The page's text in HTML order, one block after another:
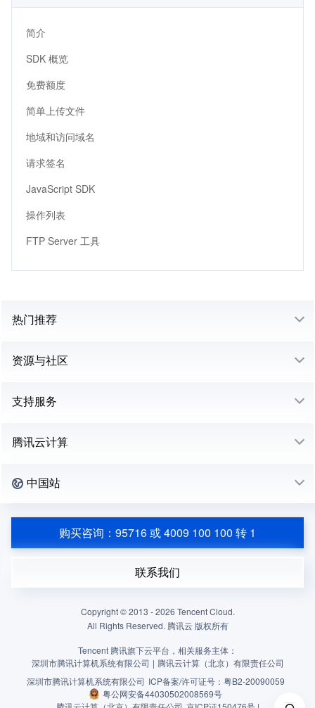
简介
SDK 概览
免费额度
简单上传文件
地域和访问域名
请求签名
JavaScript SDK
操作列表
FTP Server 工具
热门推荐
资源与社区
支持服务
腾讯云计算
中国站
购买咨询：95716 或 4009 100 100 转 1
联系我们
Copyright © 2013 -2026 Tencent Cloud.
All Rights Reserved. 腾讯云 版权所有
Tencent 腾讯旗下云平台，相关服务主体：
深圳市腾讯计算机系统有限公司 | 腾讯云计算（北京）有限责任公司
深圳市腾讯计算机系统有限公司 ICP备案/许可证号： 粤B2-20090059
粤公网安备44030502008569号